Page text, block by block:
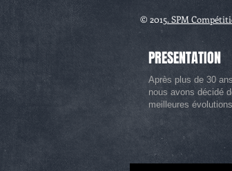
© 2015. SPM
PRESENTATION
Après plus de 30
nous avons décidé
meilleures